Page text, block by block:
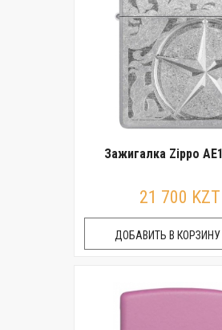
Зажигалка Zippo
21 700 KZT
ДОБАВИТЬ В КОРЗИНУ